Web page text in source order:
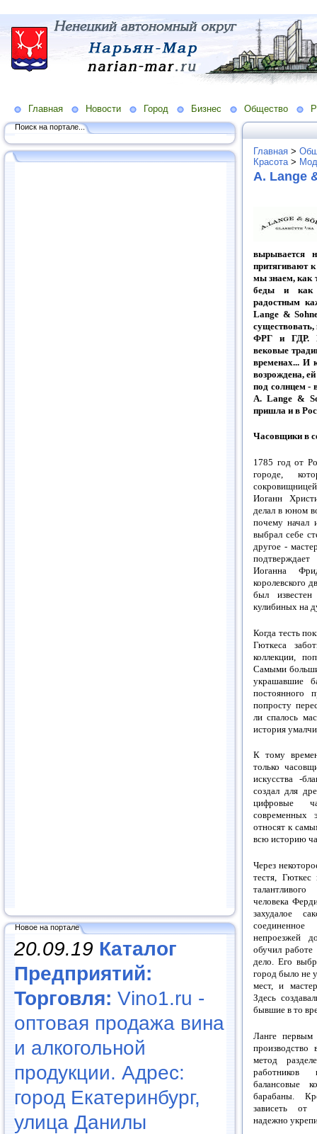
Главная Новости Город Бизнес Общество
Поиск на портале...
Новое на портале
20.09.19 Каталог
Предприятий:
Торговля: Vino1.ru -
оптовая продажа вина
и алкогольной
продукции. Адрес:
город Екатеринбург,
улица Данилы
Главная >
Красота >
A. Lange
вырывается
притягивают
мы знаем, как
беды и как
радостным
Lange &
существовать,
ФРГ и ГДР.
вековые
временах... И
возрождена,
под солнцем -
А. Lange &
пришла и в
Часовщики в
1785 год от
городе,
Иоганн
делал в юном
почему начал
выбрал себе
другое -
Иоганна
королевского
был
кулибиных на
Когда тесть
Гюткеса
коллекции,
Самыми
украшавшие
постоянного
попросту
ли спалось
история
К тому
только
искусства -
создал для
цифровые
современных
относят к
всю историю
Через
тестя,
человека
захудалое
непроезжей
обучил работе
дело. Его
город было не
мест, и
Здесь
бывшие в то
Ланге первым
производство
метод
работников
балансовые
барабаны.
зависеть от
надежно